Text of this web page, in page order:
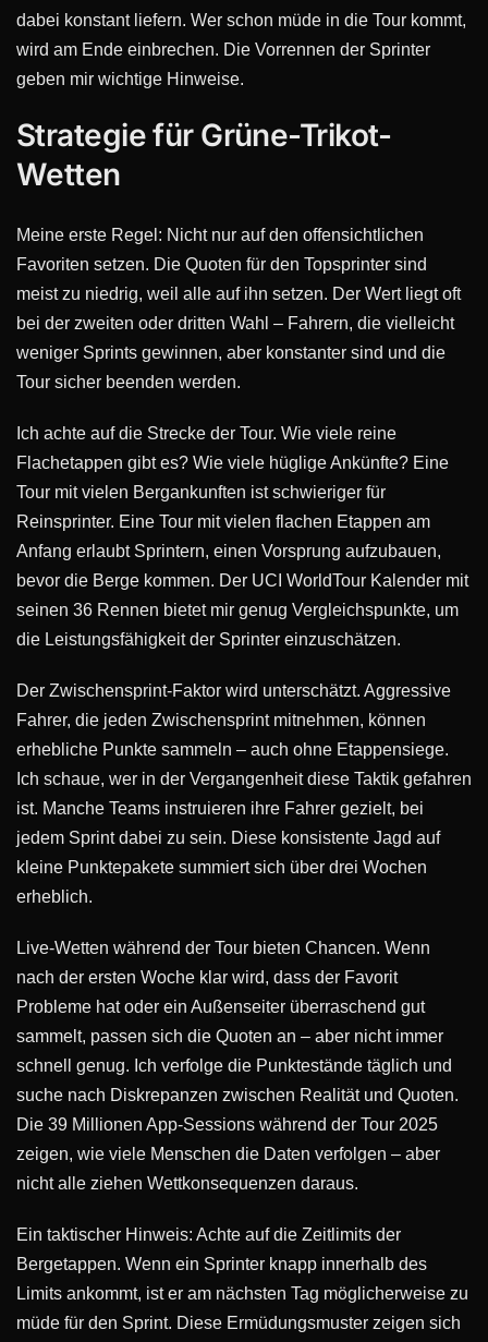
dabei konstant liefern. Wer schon müde in die Tour kommt,
wird am Ende einbrechen. Die Vorrennen der Sprinter
geben mir wichtige Hinweise.
Strategie für Grüne-Trikot-
Wetten
Meine erste Regel: Nicht nur auf den offensichtlichen
Favoriten setzen. Die Quoten für den Topsprinter sind
meist zu niedrig, weil alle auf ihn setzen. Der Wert liegt oft
bei der zweiten oder dritten Wahl – Fahrern, die vielleicht
weniger Sprints gewinnen, aber konstanter sind und die
Tour sicher beenden werden.
Ich achte auf die Strecke der Tour. Wie viele reine
Flachetappen gibt es? Wie viele hüglige Ankünfte? Eine
Tour mit vielen Bergankunften ist schwieriger für
Reinsprinter. Eine Tour mit vielen flachen Etappen am
Anfang erlaubt Sprintern, einen Vorsprung aufzubauen,
bevor die Berge kommen. Der UCI WorldTour Kalender mit
seinen 36 Rennen bietet mir genug Vergleichspunkte, um
die Leistungsfähigkeit der Sprinter einzuschätzen.
Der Zwischensprint-Faktor wird unterschätzt. Aggressive
Fahrer, die jeden Zwischensprint mitnehmen, können
erhebliche Punkte sammeln – auch ohne Etappensiege.
Ich schaue, wer in der Vergangenheit diese Taktik gefahren
ist. Manche Teams instruieren ihre Fahrer gezielt, bei
jedem Sprint dabei zu sein. Diese konsistente Jagd auf
kleine Punktepakete summiert sich über drei Wochen
erheblich.
Live-Wetten während der Tour bieten Chancen. Wenn
nach der ersten Woche klar wird, dass der Favorit
Probleme hat oder ein Außenseiter überraschend gut
sammelt, passen sich die Quoten an – aber nicht immer
schnell genug. Ich verfolge die Punktestände täglich und
suche nach Diskrepanzen zwischen Realität und Quoten.
Die 39 Millionen App-Sessions während der Tour 2025
zeigen, wie viele Menschen die Daten verfolgen – aber
nicht alle ziehen Wettkonsequenzen daraus.
Ein taktischer Hinweis: Achte auf die Zeitlimits der
Bergetappen. Wenn ein Sprinter knapp innerhalb des
Limits ankommt, ist er am nächsten Tag möglicherweise zu
müde für den Sprint. Diese Ermüdungsmuster zeigen sich